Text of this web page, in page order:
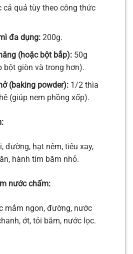
cả quả tùy theo công thức
đa dụng:200g.
(hoặc bột bắp):50g
bột giòn và trong hơn).
(baking powder):1/2 thìa
(giúp nem phồng xốp).
đường, hạt nêm, tiêu xay,
hành tím băm nhỏ.
nước chấm:
mắm ngon, đường, nước
ớt, tỏi băm, nước lọc.